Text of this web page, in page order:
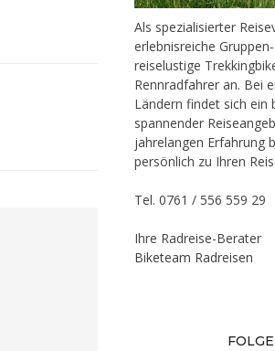
Als spezialisierter
erlebnisreiche
reiselustige
Rennradfahrer an. Bei
Ländern findet sich ein
spannender
jahrelangen Erfahrung
persönlich zu Ihren
Tel. 0761 / 556 559 29
Ihre Radreise-Berater
Biketeam Radreisen